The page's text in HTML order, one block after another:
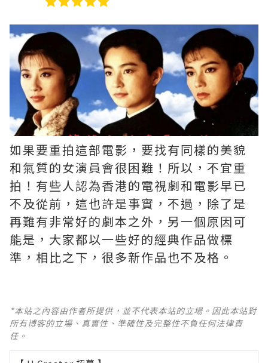
如果要重拍這部電影，要找有同樣的美貌
和氣質的女演員會很困難！所以，不宜重
拍！有些人認為香港的電視劇和電影早已
不及從前，這也許是事實，不過，除了是
再難有非常好的劇本之外，另一個原因可
能是，大家都以一些好的經典作品做標
準，相比之下，很多新作品也不及格。 ​​​
*本站之內容由作者所提供，並不代表本站的立場。因此本站對
所有博客的立場、真實性、準確性及完整性不負任何法律責
任。